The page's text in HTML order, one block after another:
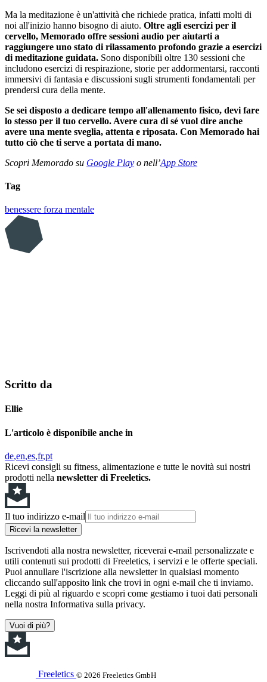
Ma la meditazione è un'attività che richiede pratica, infatti molti di
noi all'inizio hanno bisogno di aiuto. Oltre agli esercizi per il
cervello, Memorado offre sessioni audio per aiutarti a
raggiungere uno stato di rilassamento profondo grazie a esercizi
di meditazione guidata. Sono disponibili oltre 130 sessioni che
includono esercizi di respirazione, storie per addormentarsi, racconti
immersivi di fantasia e discussioni sugli strumenti fondamentali per
prendersi cura della mente.
Se sei disposto a dedicare tempo all'allenamento fisico, devi fare
lo stesso per il tuo cervello. Avere cura di sé vuol dire anche
avere una mente sveglia, attenta e riposata. Con Memorado hai
tutto ciò che ti serve a portata di mano.
Scopri Memorado su Google Play o nell’App Store
Tag
benessere forza mentale
Scritto da
Ellie
L'articolo è disponibile anche in
de en es fr pt
Ricevi consigli su fitness, alimentazione e tutte le novità sui nostri
prodotti nella newsletter di Freeletics.
Il tuo indirizzo e-mail
Ricevi la newsletter
Iscrivendoti alla nostra newsletter, riceverai e-mail personalizzate e
utili contenuti sui prodotti di Freeletics, i servizi e le offerte speciali.
Puoi annullare l'iscrizione alla newsletter in qualsiasi momento
cliccando sull'apposito link che trovi in ogni e-mail che ti inviamo.
Leggi di più al riguardo e scopri come gestiamo i tuoi dati personali
nella nostra Informativa sulla privacy.
Vuoi di più?
Freeletics © 2026 Freeletics GmbH